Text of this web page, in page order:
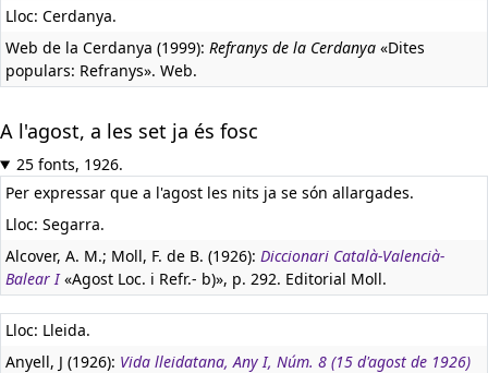
Lloc: Cerdanya.
Web de la Cerdanya (1999): Refranys de la Cerdanya «Dites
populars: Refranys». Web.
A l'agost, a les set ja és fosc
25 fonts, 1926.
Per expressar que a l'agost les nits ja se són allargades.
Lloc: Segarra.
Alcover, A. M.; Moll, F. de B. (1926): Diccionari Català-Valencià-
Balear I«Agost Loc. i Refr.- b)», p. 292. Editorial Moll.
Lloc: Lleida.
Anyell, J (1926): Vida lleidatana, Any I, Núm. 8 (15 d'agost de 1926)